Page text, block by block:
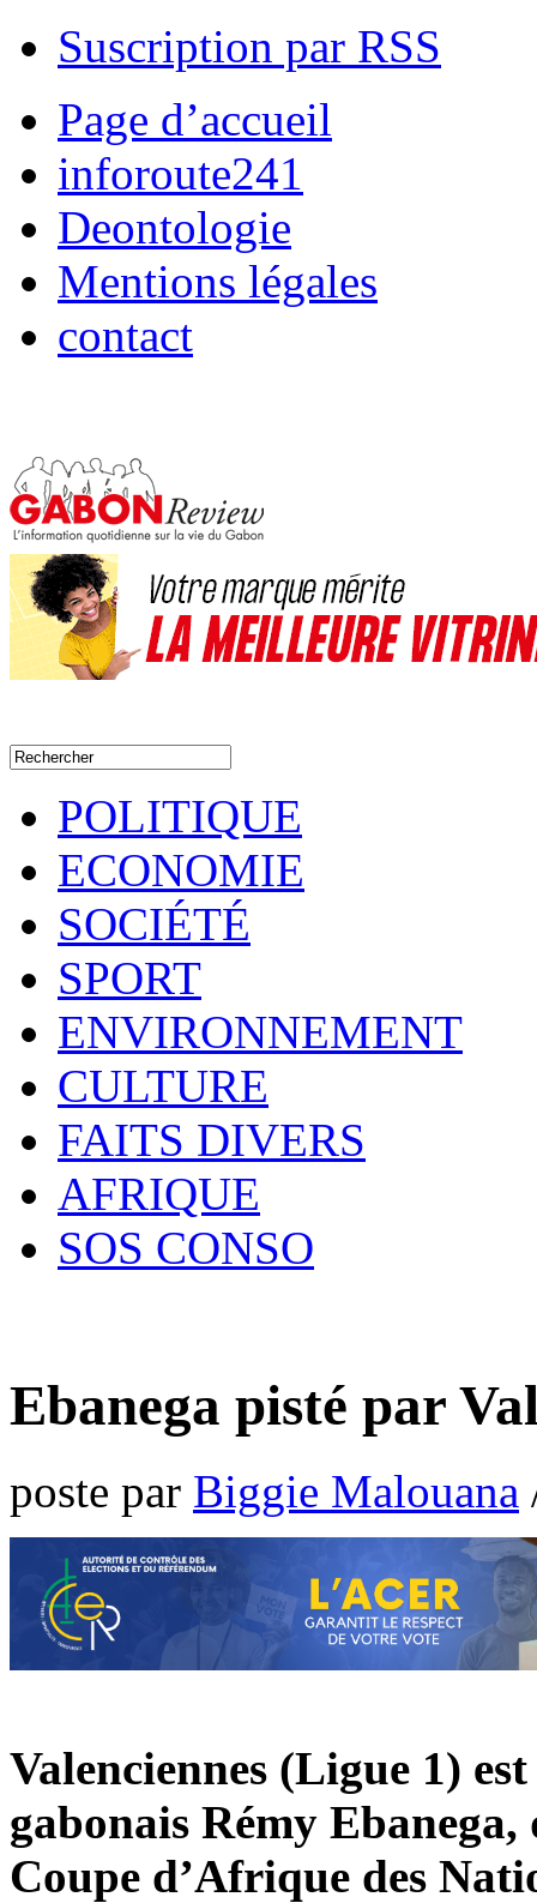
Suscription par RSS
Page d’accueil
inforoute241
Deontologie
Mentions légales
contact
POLITIQUE
ECONOMIE
SOCIÉTÉ
SPORT
ENVIRONNEMENT
CULTURE
FAITS DIVERS
AFRIQUE
SOS CONSO
Ebanega pisté par
poste par Biggie Malouana
Valenciennes (Ligue 1)
gabonais Rémy
Coupe d’Afrique des